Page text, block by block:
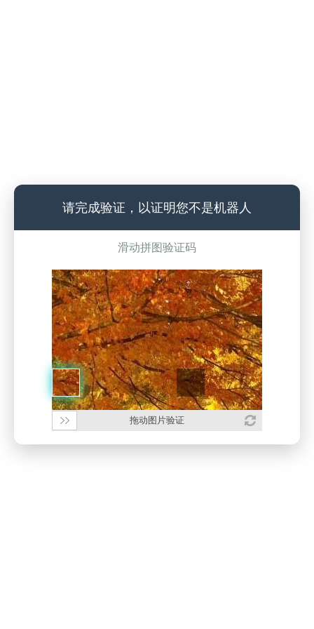
请完成验证，以证明您不是机器人
滑动拼图验证码
拖动图片验证